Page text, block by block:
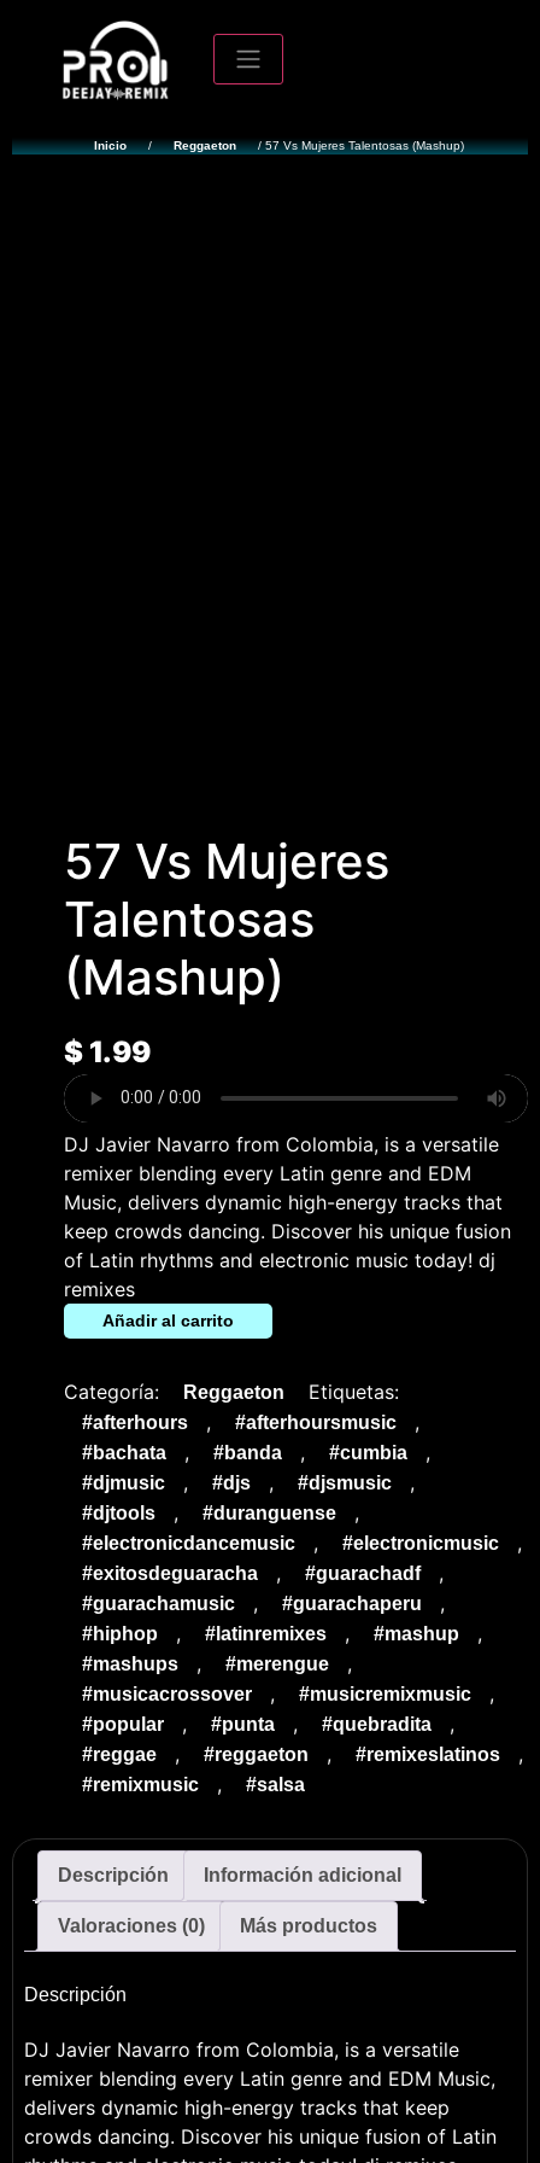
Inicio / Reggaeton / 57 Vs Mujeres Talentosas (Mashup)
57 Vs Mujeres
Talentosas
(Mashup)
$1.99
DJ Javier Navarro from Colombia, is a versatile
remixer blending every Latin genre and EDM
Music, delivers dynamic high-energy tracks that
keep crowds dancing. Discover his unique fusion
of Latin rhythms and electronic music today! dj
remixes
Añadir al carrito
Categoría: Reggaeton Etiquetas:
#afterhours , #afterhoursmusic ,
#bachata , #banda , #cumbia ,
#djmusic , #djs , #djsmusic ,
#djtools , #duranguense ,
#electronicdancemusic , #electronicmusic ,
#exitosdeguaracha , #guarachadf ,
#guarachamusic , #guarachaperu ,
#hiphop , #latinremixes , #mashup ,
#mashups , #merengue ,
#musicacrossover , #musicremixmusic ,
#popular , #punta , #quebradita ,
#reggae , #reggaeton , #remixeslatinos ,
#remixmusic , #salsa
Descripción Información adicional
Valoraciones (0) Más productos
Descripción
DJ Javier Navarro from Colombia, is a versatile
remixer blending every Latin genre and EDM Music,
delivers dynamic high-energy tracks that keep
crowds dancing. Discover his unique fusion of Latin